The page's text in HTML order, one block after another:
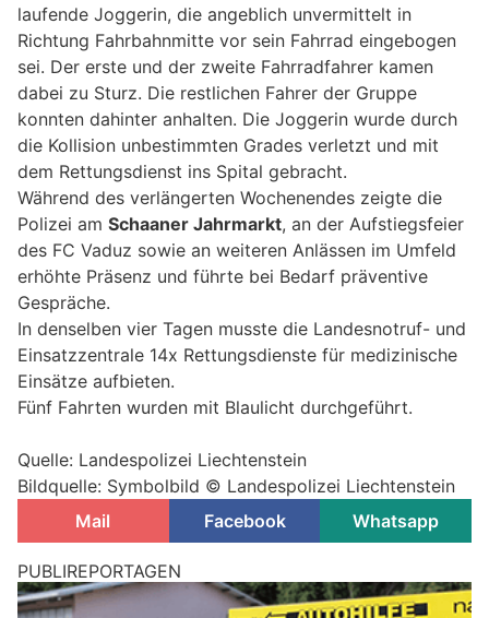
laufende Joggerin, die angeblich unvermittelt in
Richtung Fahrbahnmitte vor sein Fahrrad eingebogen
sei. Der erste und der zweite Fahrradfahrer kamen
dabei zu Sturz. Die restlichen Fahrer der Gruppe
konnten dahinter anhalten. Die Joggerin wurde durch
die Kollision unbestimmten Grades verletzt und mit
dem Rettungsdienst ins Spital gebracht.
Während des verlängerten Wochenendes zeigte die
Polizei am Schaaner Jahrmarkt, an der Aufstiegsfeier
des FC Vaduz sowie an weiteren Anlässen im Umfeld
erhöhte Präsenz und führte bei Bedarf präventive
Gespräche.
In denselben vier Tagen musste die Landesnotruf- und
Einsatzzentrale 14x Rettungsdienste für medizinische
Einsätze aufbieten.
Fünf Fahrten wurden mit Blaulicht durchgeführt.
Quelle: Landespolizei Liechtenstein
Bildquelle: Symbolbild © Landespolizei Liechtenstein
Mail
Facebook Whatsapp
PUBLIREPORTAGEN